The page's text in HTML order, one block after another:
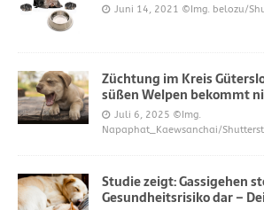
Juni 14, 2021 ©Img. belozu/
Züchtung im Kreis
süßen Welpen bekommt
Juli 6, 2025 ©Img.
Napaphat_Kaewsanchai/
Studie zeigt: Gassigehen
Gesundheitsrisiko dar –